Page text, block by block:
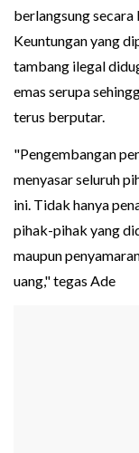
berlangsung
Keuntungan yang
tambang ilegal
emas serupa
terus berputar.
"Pengembangan
menyasar seluruh
ini. Tidak hanya
pihak-pihak yang
maupun
uang," tegas Ade